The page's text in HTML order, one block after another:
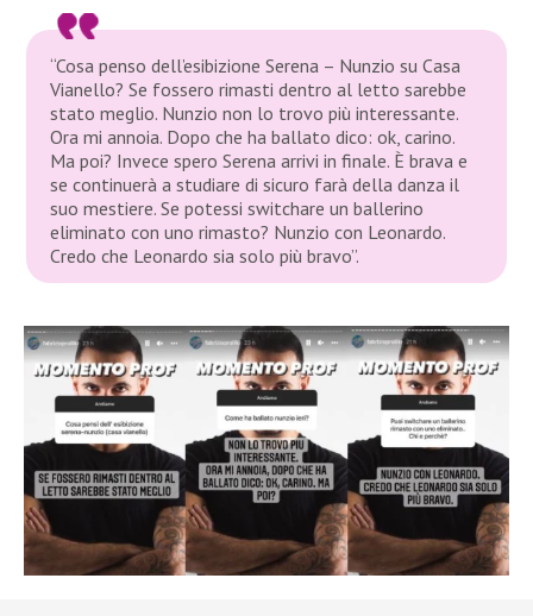
“Cosa penso dell’esibizione Serena – Nunzio su Casa
Vianello? Se fossero rimasti dentro al letto sarebbe
stato meglio. Nunzio non lo trovo più interessante.
Ora mi annoia. Dopo che ha ballato dico: ok, carino.
Ma poi? Invece spero Serena arrivi in finale. È brava e
se continuerà a studiare di sicuro farà della danza il
suo mestiere. Se potessi switchare un ballerino
eliminato con uno rimasto? Nunzio con Leonardo.
Credo che Leonardo sia solo più bravo”.